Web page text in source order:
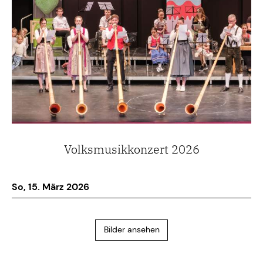
Volksmusikkonzert 2026
So, 15. März 2026
Bilder ansehen